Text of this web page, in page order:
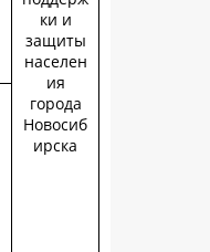
ки и
защиты
населен
ия
города
Новосиб
ирска